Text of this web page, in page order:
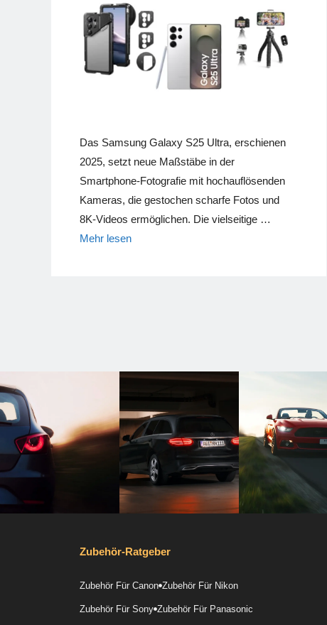
Das Samsung Galaxy S25 Ultra, erschienen
2025, setzt neue Maßstäbe in der
Smartphone-Fotografie mit hochauflösenden
Kameras, die gestochen scharfe Fotos und
8K-Videos ermöglichen. Die vielseitige …
Mehr lesen
Zubehör-Ratgeber
Zubehör Für Canon Zubehör Für Nikon
Zubehör Für Sony Zubehör Für Panasonic